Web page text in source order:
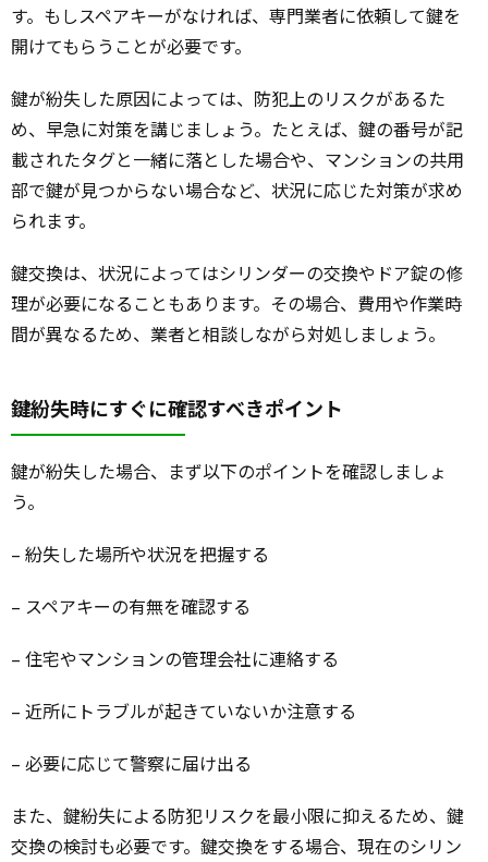
す。もしスペアキーがなければ、専門業者に依頼して鍵を
開けてもらうことが必要です。
鍵が紛失した原因によっては、防犯上のリスクがあるた
め、早急に対策を講じましょう。たとえば、鍵の番号が記
載されたタグと一緒に落とした場合や、マンションの共用
部で鍵が見つからない場合など、状況に応じた対策が求め
られます。
鍵交換は、状況によってはシリンダーの交換やドア錠の修
理が必要になることもあります。その場合、費用や作業時
間が異なるため、業者と相談しながら対処しましょう。
鍵紛失時にすぐに確認すべきポイント
鍵が紛失した場合、まず以下のポイントを確認しましょ
う。
– 紛失した場所や状況を把握する
– スペアキーの有無を確認する
– 住宅やマンションの管理会社に連絡する
– 近所にトラブルが起きていないか注意する
– 必要に応じて警察に届け出る
また、鍵紛失による防犯リスクを最小限に抑えるため、鍵
交換の検討も必要です。鍵交換をする場合、現在のシリン